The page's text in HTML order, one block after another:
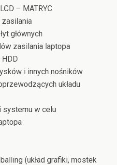
– MATRYC
zasilania
głównych
zasilania laptopa
i innych nośników
układu
systemu w celu
(układ grafiki, mostek